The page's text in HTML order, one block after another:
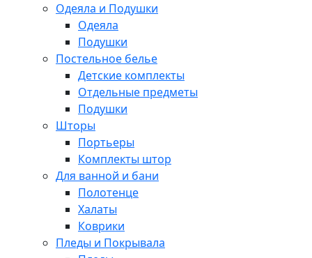
Одеяла и Подушки
Одеяла
Подушки
Постельное белье
Детские комплекты
Отдельные предметы
Подушки
Шторы
Портьеры
Комплекты штор
Для ванной и бани
Полотенце
Халаты
Коврики
Пледы и Покрывала